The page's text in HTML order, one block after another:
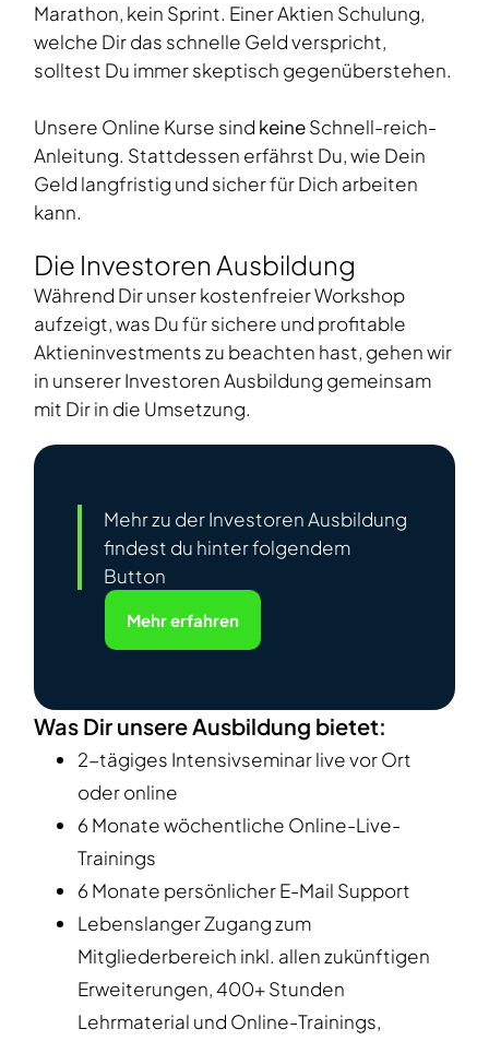
Marathon, kein Sprint. Einer Aktien Schulung,
welche Dir das schnelle Geld verspricht,
solltest Du immer skeptisch gegenüberstehen.
Unsere Online Kurse sind keineSchnell-reich-
Anleitung. Stattdessen erfährst Du, wie Dein
Geld langfristig und sicher für Dich arbeiten
kann.
Die Investoren Ausbildung
Während Dir unser kostenfreier Workshop
aufzeigt, was Du für sichere und profitable
Aktieninvestments zu beachten hast, gehen wir
in unserer Investoren Ausbildung gemeinsam
mit Dir in die Umsetzung.
Mehr zu der Investoren Ausbildung
findest du hinter folgendem
Button
Mehr erfahren
Was Dir unsere Ausbildung bietet:
2-tägiges Intensivseminar live vor Ort
oder online
6 Monate wöchentliche Online-Live-
Trainings
6 Monate persönlicher E-Mail Support
Lebenslanger Zugang zum
Mitgliederbereich inkl. allen zukünftigen
Erweiterungen, 400+ Stunden
Lehrmaterial und Online-Trainings,